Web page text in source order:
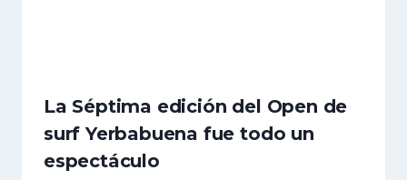
La Séptima edición del Open de
surf Yerbabuena fue todo un
espectáculo